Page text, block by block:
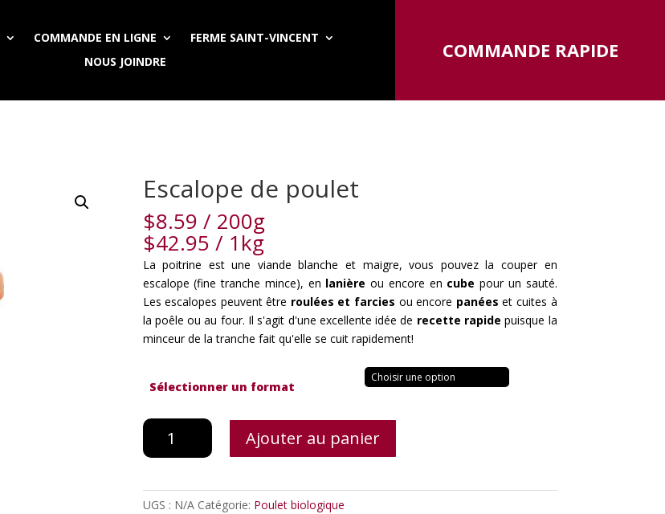
COMMANDE EN LIGNE
FERME SAINT-VINCENT
NOUS JOINDRE
COMMANDE RAPIDE
Escalope de poulet
$8.59 / 200g
$42.95 / 1kg
La poitrine est une viande blanche et maigre, vous pouvez la couper en
escalope (fine tranche mince), en lanière ou encore en cube pour un sauté.
Les escalopes peuvent être roulées et farcies ou encore panées et cuites à
la poêle ou au four. Il s'agit d'une excellente idée de recette rapide puisque la
minceur de la tranche fait qu'elle se cuit rapidement!
Sélectionner un format
quantité
poulet
Ajouter au panier
UGS : N/A Catégorie: Poulet biologique